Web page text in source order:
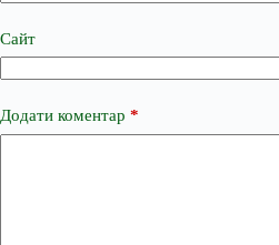
Сайт
Додати коментар *